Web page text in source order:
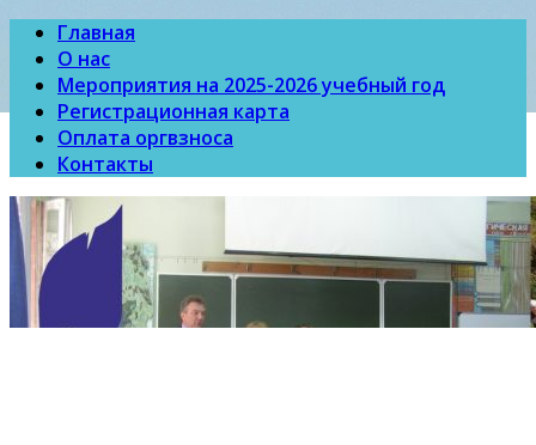
Главная
О нас
Мероприятия на 2025-2026 учебный год
Регистрационная карта
Оплата оргвзноса
Контакты